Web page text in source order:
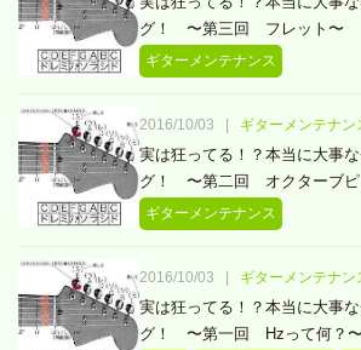
グ！ 〜第三回 フレット〜
ギターメンテナンス
2016/10/03 | ギターメンテナン
実は狂ってる！？本当に大事
グ！ 〜第二回 オクターブピ
ギターメンテナンス
2016/10/03 | ギターメンテナン
実は狂ってる！？本当に大事
グ！ 〜第一回 Hzって何？〜